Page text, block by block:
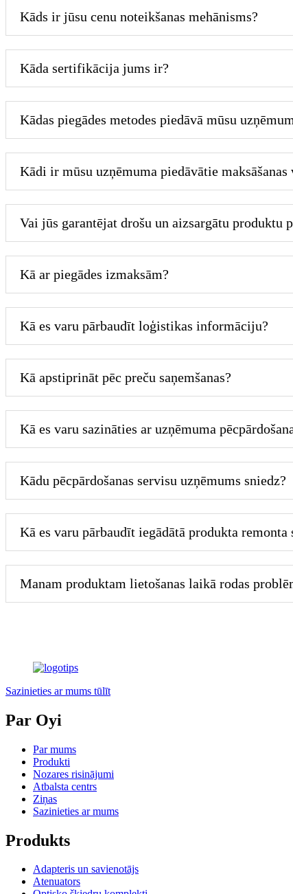
Kāds ir jūsu cenu noteikšanas mehānisms?
Kāda sertifikācija jums ir?
Kādas piegādes metodes piedāvā mūsu
Kādi ir mūsu uzņēmuma piedāvātie maksāšanas
Vai jūs garantējat drošu un aizsargātu produktu
Kā ar piegādes izmaksām?
Kā es varu pārbaudīt loģistikas informāciju?
Kā apstiprināt pēc preču saņemšanas?
Kā es varu sazināties ar uzņēmuma
Kādu pēcpārdošanas servisu uzņēmums sniedz?
Kā es varu pārbaudīt iegādātā produkta remonta
Manam produktam lietošanas laikā rodas
Sazinieties ar mums tūlīt
Par Oyi
Par mums
Produkti
Nozares risinājumi
Atbalsta centrs
Ziņas
Sazinieties ar mums
Produkts
Adapteris un savienotājs
Atenuators